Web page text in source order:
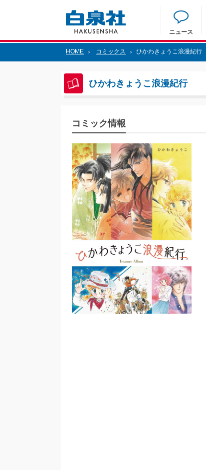
ニュース
HOME > コミックス > ひかわきょうこ浪漫紀行
ひかわきょうこ浪漫紀行
コミック情報